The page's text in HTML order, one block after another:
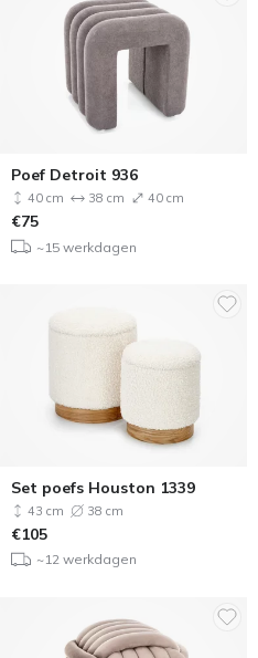
Poef Detroit 936
40 cm 38 cm 40 cm
€75
~15 werkdagen
Set poefs Houston 1339
43 cm 38 cm
€105
~12 werkdagen